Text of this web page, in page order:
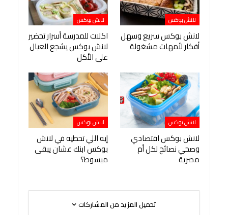
لانش بوكس
لانش بوكس سريع وسهل
أفكار لأمهات مشغولة
لانش بوكس
اكلات للمدرسة أسرار تحضير
لانش بوكس يشجع العيال
على الأكل
لانش بوكس
لانش بوكس اقتصادي
وصحي نصائح لكل أم
مصرية
لانش بوكس
إيه اللي تحطيه في لانش
بوكس ابنك عشان يبقى
مبسوط؟
تحميل المزيد من المشاركات